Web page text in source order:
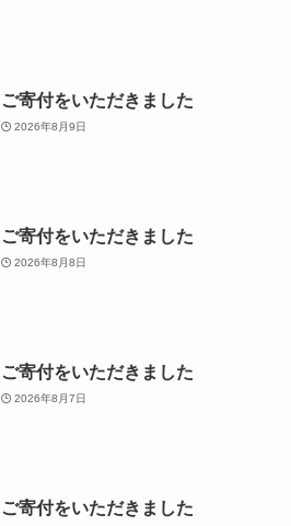
ご寄付をいただきました
2026年8月9日
ご寄付をいただきました
2026年8月8日
ご寄付をいただきました
2026年8月7日
ご寄付をいただきました